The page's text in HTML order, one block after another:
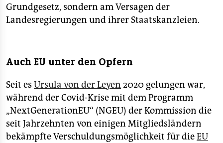
Grundgesetz, sondern am Versagen der
Landesregierungen und ihrer Staatskanzleien.
Auch EU unter den Opfern
Seit es Ursula von der Leyen 2020 gelungen war,
während der Covid-Krise mit dem Programm
„NextGenerationEU“ (NGEU) der Kommission die
seit Jahrzehnten von einigen Mitgliedsländern
bekämpfte Verschuldungsmöglichkeit für dieEU